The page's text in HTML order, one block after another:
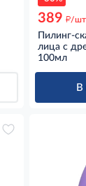
389 д/шт
Пилинг-
лица с
100мл
В